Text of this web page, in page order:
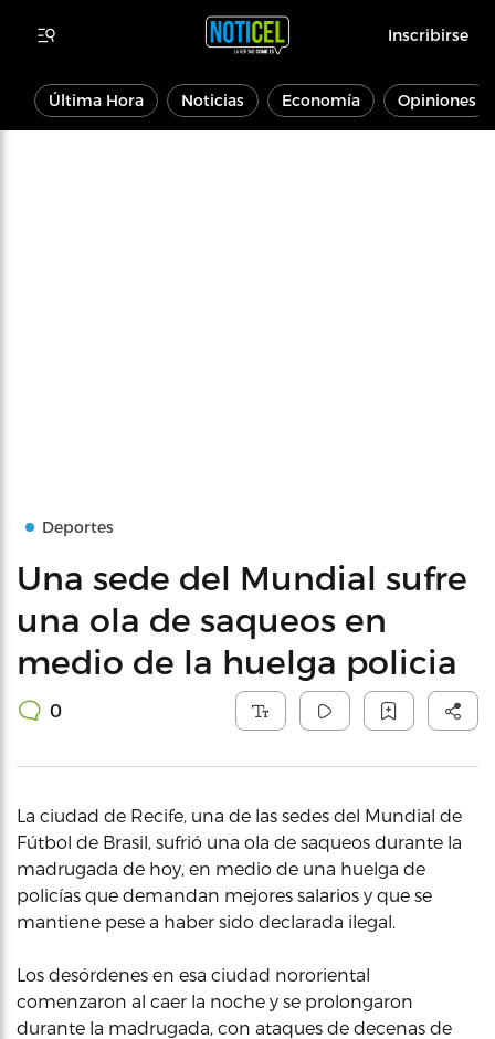
Inscribirse
Última Hora Noticias Economía Opiniones
Deportes
Una sede del Mundial sufre
una ola de saqueos en
medio de la huelga policia
0
La ciudad de Recife, una de las sedes del Mundial de
Fútbol de Brasil, sufrió una ola de saqueos durante la
madrugada de hoy, en medio de una huelga de
policías que demandan mejores salarios y que se
mantiene pese a haber sido declarada ilegal.
Los desórdenes en esa ciudad nororiental
comenzaron al caer la noche y se prolongaron
durante la madrugada, con ataques de decenas de